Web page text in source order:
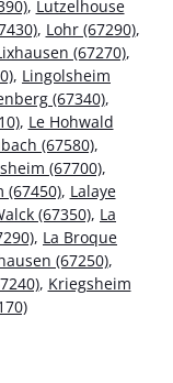
, Lutzelhouse
, Lohr (67290),
(67270),
, Lingolsheim
(67340),
, Le Hohwald
(67580),
(67700),
(67450), Lalaye
(67350), La
, La Broque
(67250),
, Kriegsheim